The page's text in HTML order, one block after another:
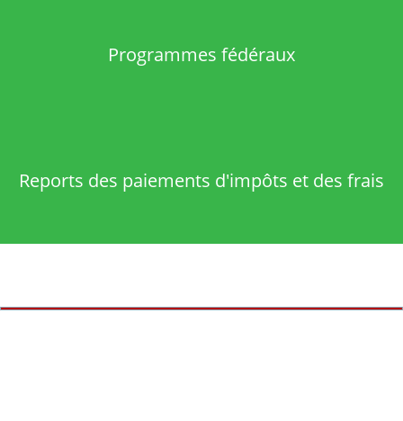
Programmes fédéraux
Reports des paiements d'impôts et des frais